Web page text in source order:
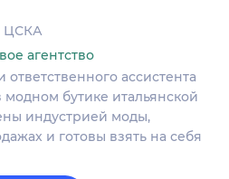
ЦСКА
агентство
ассистента
бутике итальянской
индустрией моды,
и готовы взять на себя